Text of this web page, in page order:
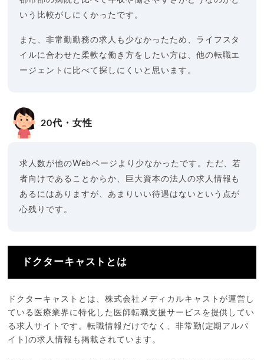
いう比較がしにくかったです。
また、非常勤勤務の求人も少なかったため、ライフスタ
イルに合わせた柔軟な働き方をしたい方は、他の転職エ
ージェントに比べて探しにくいと思います。
20代・女性
求人数が他のWebページより少なかったです。ただ、若
者向けであることからか、巨大資本の法人の求人情報も
あるにはありますが、あまりいい待遇はないという点が
心残りです。
ドクターキャストとは
ドクターキャストとは、株式会社メディカルキャストが運営し
ている医療業界に特化した医師転職支援サービスを提供してい
る求人サイトです。転職情報だけでなく、非常勤(定期アルバ
イト)の求人情報も掲載されています。